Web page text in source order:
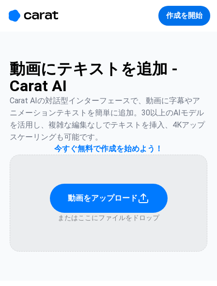
作成を開始
動画にテキストを追加 -
Carat AI
Carat AIの対話型インターフェースで、動画に字幕やア
ニメーションテキストを簡単に追加。30以上のAIモデル
を活用し、複雑な編集なしでテキストを挿入、4Kアップ
スケーリングも可能です。
今すぐ無料で作成を始めよう！
動画をアップロード
またはここにファイルをドロップ